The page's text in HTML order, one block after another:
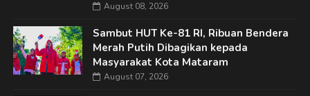
August 08, 2026
Sambut HUT Ke-81 RI, Ribuan Bendera
Merah Putih Dibagikan kepada
Masyarakat Kota Mataram
August 07, 2026